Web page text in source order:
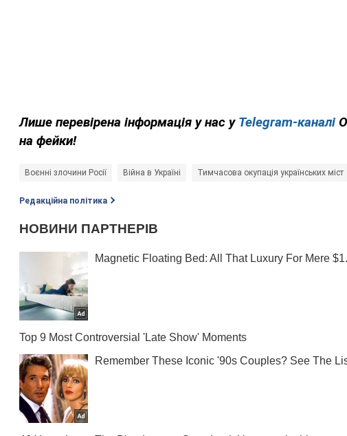
Лише перевірена інформація у нас у Telegram-каналі
на фейки!
Воєнні злочини Росії Війна в Україні Тимчасова окупація українських міст
Редакційна політика